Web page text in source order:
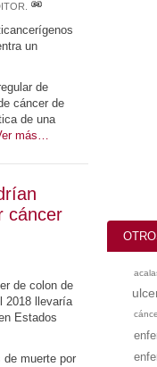
un
de
cáncer de
de una
más…
cáncer
de colon de
2018 llevaría
Estados
muerte por